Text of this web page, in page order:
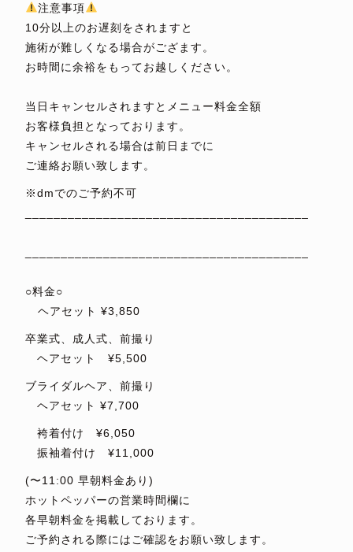
注意事項
10分以上のお遅刻をされますと
施術が難しくなる場合がござます。
お時間に余裕をもってお越しください。
当日キャンセルされますとメニュー料金全額
お客様負担となっております。
キャンセルされる場合は前日までに
ご連絡お願い致します。
※dmでのご予約不可
○料金○
⁡ヘアセット ¥3,850
卒業式、成人式、前撮り
ヘアセット ¥5,500
ブライダルヘア、前撮り
ヘアセット ¥7,700
袴着付け ¥6,050
振袖着付け ¥11,000
(〜11:00 早朝料金あり)
ホットペッパーの営業時間欄に
各早朝料金を掲載しております。
ご予約される際にはご確認をお願い致します。